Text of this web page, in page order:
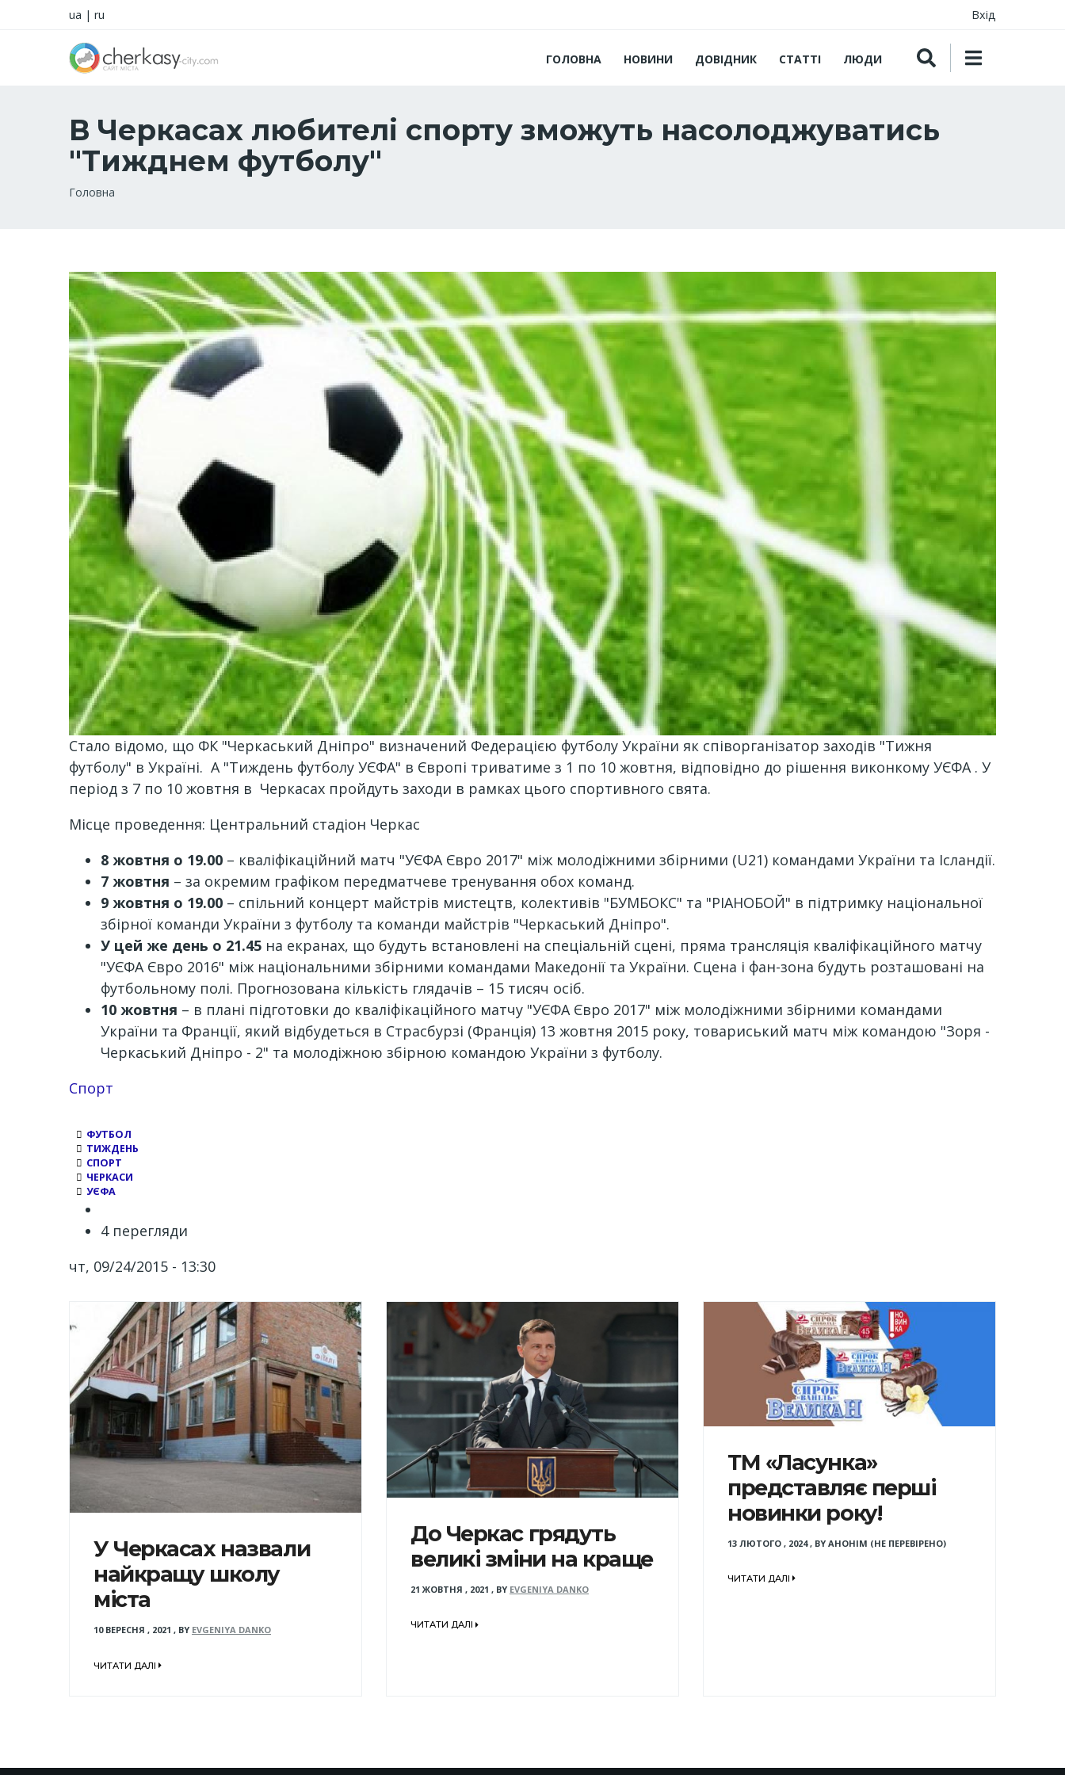
ua | ru Вхід
ГОЛОВНА НОВИНИ ДОВІДНИК СТАТТІ ЛЮДИ
В Черкасах любителі спорту зможуть насолоджуватись
"Тижднем футболу"
Рядок
Головна
Стало відомо, що ФК "Черкаський Дніпро" визначений Федерацією футболу України як співорганізатор заходів "Тижня
футболу" в Україні. А "Тиждень футболу УЄФА" в Європі триватиме з 1 по 10 жовтня, відповідно до рішення виконкому УЄФА . У
період з 7 по 10 жовтня в Черкасах пройдуть заходи в рамках цього спортивного свята.
Місце проведення: Центральний стадіон Черкас
8 жовтня о 19.00 – кваліфікаційний матч "УЄФА Євро 2017" між молодіжними збірними (U21) командами України та Ісландії.
7 жовтня – за окремим графіком передматчеве тренування обох команд.
9 жовтня о 19.00 – спільний концерт майстрів мистецтв, колективів "БУМБОКС" та "РІАНОБОЙ" в підтримку національної
збірної команди України з футболу та команди майстрів "Черкаський Дніпро".
У цей же день о 21.45 на екранах, що будуть встановлені на спеціальній сцені, пряма трансляція кваліфікаційного матчу
"УЄФА Євро 2016" між національними збірними командами Македонії та України. Сцена і фан-зона будуть розташовані на
футбольному полі. Прогнозована кількість глядачів – 15 тисяч осіб.
10 жовтня – в плані підготовки до кваліфікаційного матчу "УЄФА Євро 2017" між молодіжними збірними командами
України та Франції, який відбудеться в Страсбурзі (Франція) 13 жовтня 2015 року, товариський матч між командою "Зоря -
Черкаський Дніпро - 2" та молодіжною збірною командою України з футболу.
Спорт
ФУТБОЛ
ТИЖДЕНЬ
СПОРТ
ЧЕРКАСИ
УЄФА
4 перегляди
чт, 09/24/2015 - 13:30
У Черкасах назвали
найкращу школу
міста
10 ВЕРЕСНЯ , 2021 , BY EVGENIYA DANKO
ЧИТАТИ ДАЛІ
До Черкас грядуть
великі зміни на краще
21 ЖОВТНЯ , 2021 , BY EVGENIYA DANKO
ЧИТАТИ ДАЛІ
ТМ «Ласунка»
представляє перші
новинки року!
13 ЛЮТОГО , 2024, BY АНОНІМ (НЕ ПЕРЕВІРЕНО)
ЧИТАТИ ДАЛІ